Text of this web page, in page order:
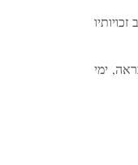
ימי